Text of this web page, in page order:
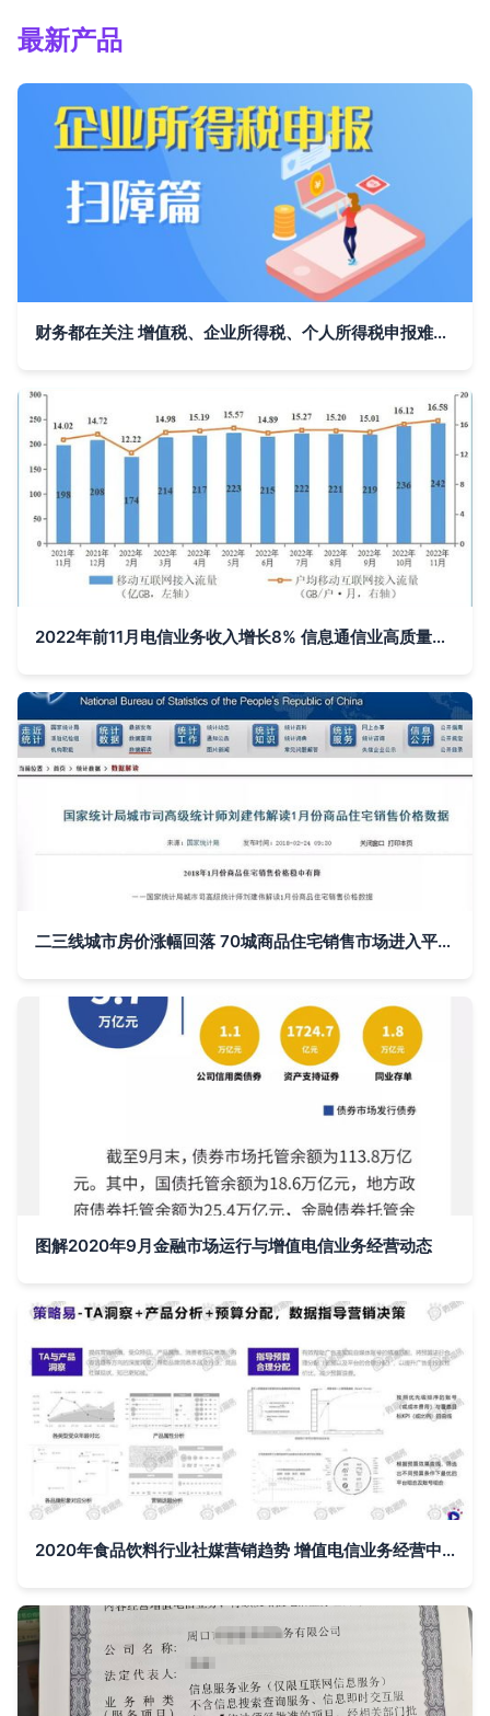
最新产品
财务都在关注 增值税、企业所得税、个人所得税申报难点梳理与增值电信业务经营合规解析
2022年前11月电信业务收入增长8% 信息通信业高质量发展稳步推进
二三线城市房价涨幅回落 70城商品住宅销售市场进入平稳期
图解2020年9月金融市场运行与增值电信业务经营动态
2020年食品饮料行业社媒营销趋势 增值电信业务经营中的数据驱动变革